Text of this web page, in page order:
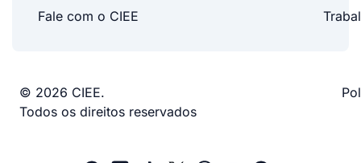
Fale com o CIEE
© 2026 CIEE.
Todos os direitos reservados